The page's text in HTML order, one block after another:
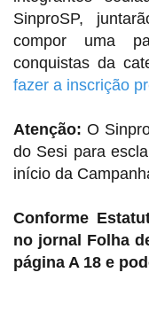
SinproSP,
compor uma
conquistas da
fazer a inscrição
Atenção:O
do Sesi para
início da
Conforme
no jornal Folha
página A 18 e